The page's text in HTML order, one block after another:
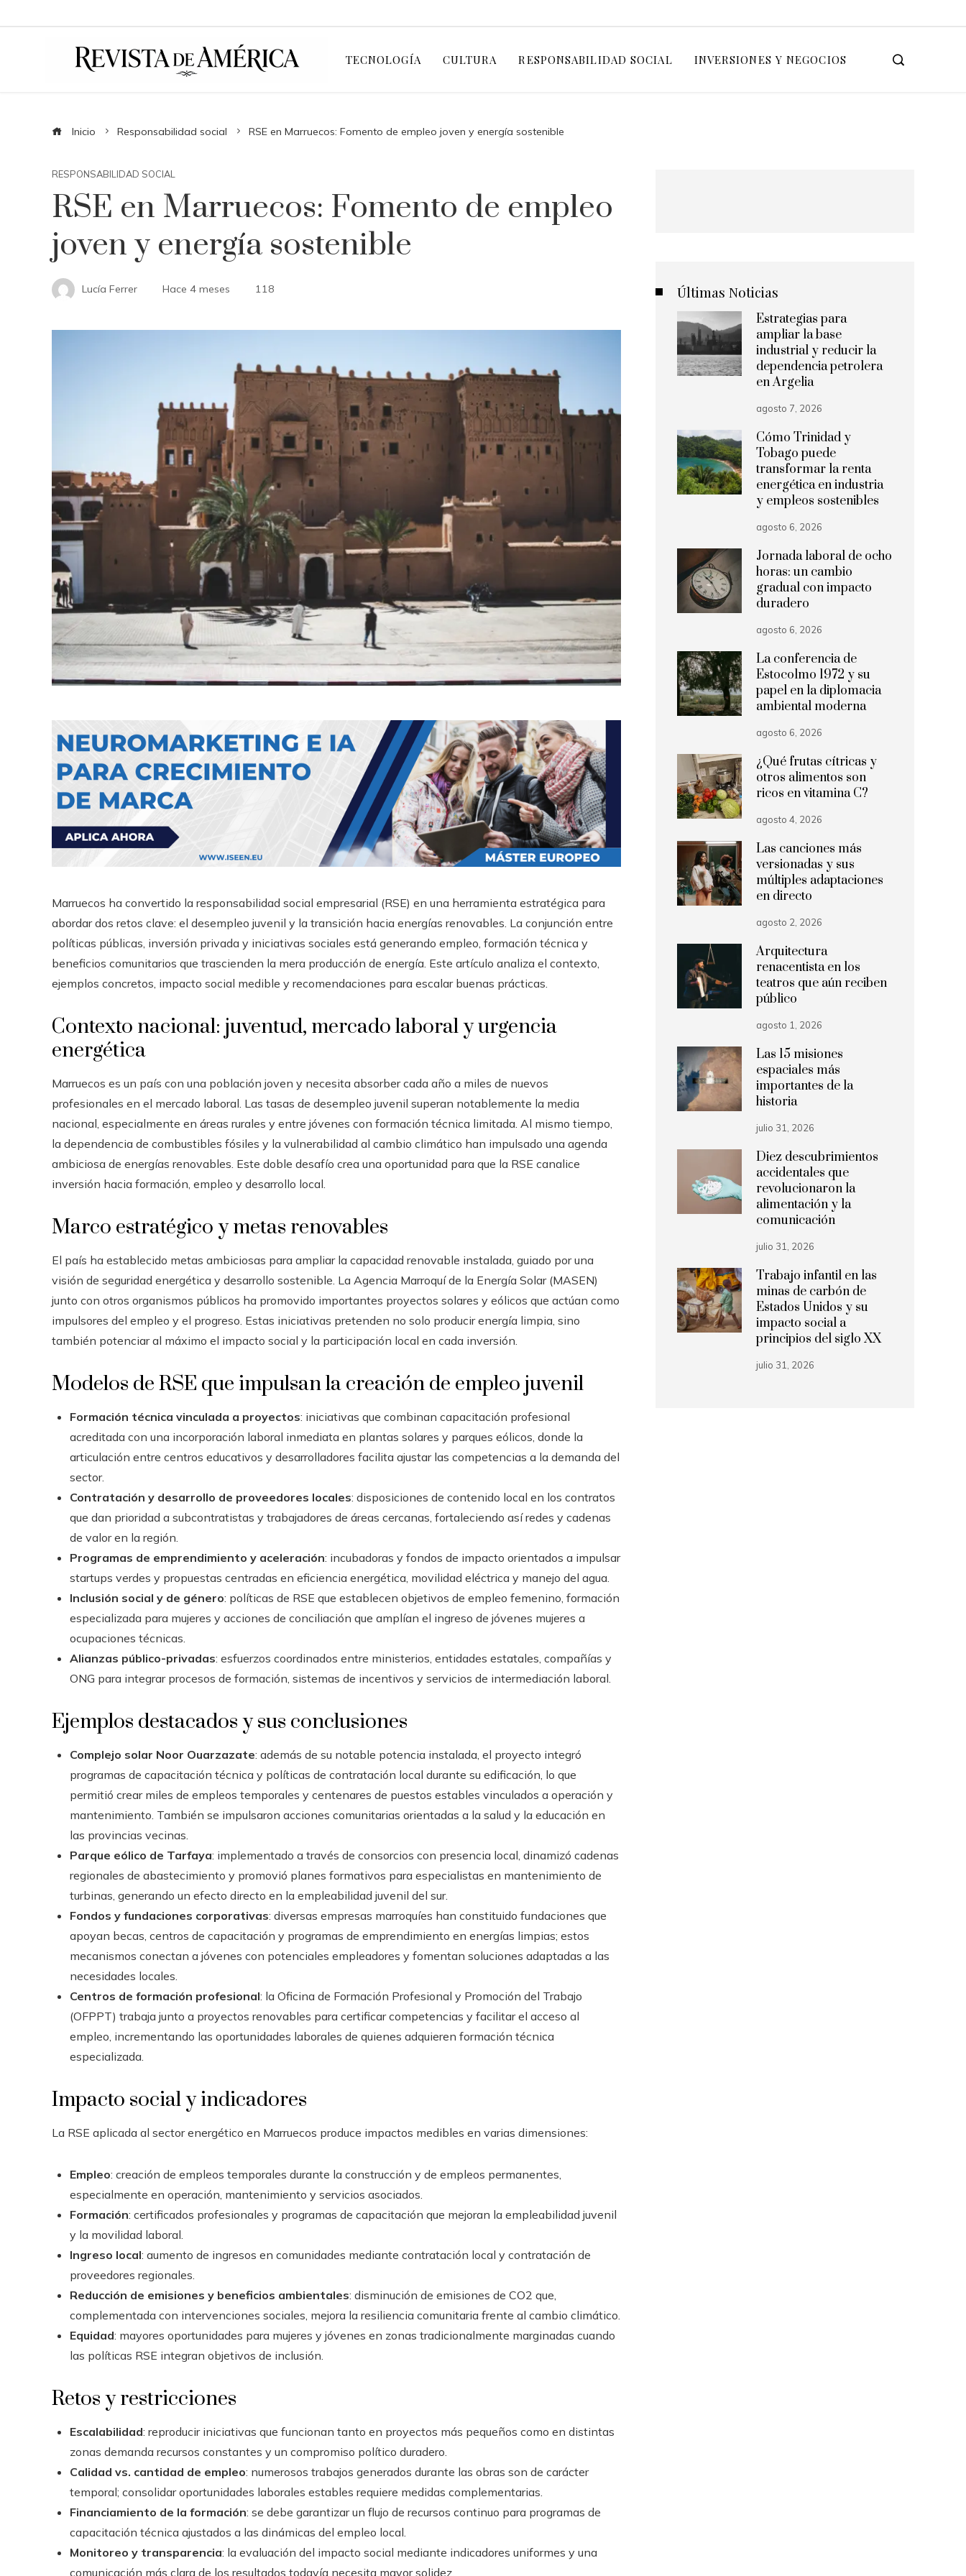
TECNOLOGÍA CULTURA RESPONSABILIDAD SOCIAL INVERSIONES Y NEGOCIOS
Inicio Responsabilidad social RSE en Marruecos: Fomento de empleo joven y energía sostenible
RESPONSABILIDAD SOCIAL
RSE en Marruecos: Fomento de empleo
joven y energía sostenible
Lucía Ferrer Hace 4 meses 118
Marruecos ha convertido la responsabilidad social empresarial (RSE) en una herramienta estratégica para
abordar dos retos clave: el desempleo juvenil y la transición hacia energías renovables. La conjunción entre
políticas públicas, inversión privada y iniciativas sociales está generando empleo, formación técnica y
beneficios comunitarios que trascienden la mera producción de energía. Este artículo analiza el contexto,
ejemplos concretos, impacto social medible y recomendaciones para escalar buenas prácticas.
Contexto nacional: juventud, mercado laboral y urgencia
energética
Marruecos es un país con una población joven y necesita absorber cada año a miles de nuevos
profesionales en el mercado laboral. Las tasas de desempleo juvenil superan notablemente la media
nacional, especialmente en áreas rurales y entre jóvenes con formación técnica limitada. Al mismo tiempo,
la dependencia de combustibles fósiles y la vulnerabilidad al cambio climático han impulsado una agenda
ambiciosa de energías renovables. Este doble desafío crea una oportunidad para que la RSE canalice
inversión hacia formación, empleo y desarrollo local.
Marco estratégico y metas renovables
El país ha establecido metas ambiciosas para ampliar la capacidad renovable instalada, guiado por una
visión de seguridad energética y desarrollo sostenible. La Agencia Marroquí de la Energía Solar (MASEN)
junto con otros organismos públicos ha promovido importantes proyectos solares y eólicos que actúan como
impulsores del empleo y el progreso. Estas iniciativas pretenden no solo producir energía limpia, sino
también potenciar al máximo el impacto social y la participación local en cada inversión.
Modelos de RSE que impulsan la creación de empleo juvenil
Formación técnica vinculada a proyectos: iniciativas que combinan capacitación profesional
acreditada con una incorporación laboral inmediata en plantas solares y parques eólicos, donde la
articulación entre centros educativos y desarrolladores facilita ajustar las competencias a la demanda del
sector.
Contratación y desarrollo de proveedores locales: disposiciones de contenido local en los contratos
que dan prioridad a subcontratistas y trabajadores de áreas cercanas, fortaleciendo así redes y cadenas
de valor en la región.
Programas de emprendimiento y aceleración: incubadoras y fondos de impacto orientados a impulsar
startups verdes y propuestas centradas en eficiencia energética, movilidad eléctrica y manejo del agua.
Inclusión social y de género: políticas de RSE que establecen objetivos de empleo femenino, formación
especializada para mujeres y acciones de conciliación que amplían el ingreso de jóvenes mujeres a
ocupaciones técnicas.
Alianzas público-privadas: esfuerzos coordinados entre ministerios, entidades estatales, compañías y
ONG para integrar procesos de formación, sistemas de incentivos y servicios de intermediación laboral.
Ejemplos destacados y sus conclusiones
Complejo solar Noor Ouarzazate: además de su notable potencia instalada, el proyecto integró
programas de capacitación técnica y políticas de contratación local durante su edificación, lo que
permitió crear miles de empleos temporales y centenares de puestos estables vinculados a operación y
mantenimiento. También se impulsaron acciones comunitarias orientadas a la salud y la educación en
las provincias vecinas.
Parque eólico de Tarfaya: implementado a través de consorcios con presencia local, dinamizó cadenas
regionales de abastecimiento y promovió planes formativos para especialistas en mantenimiento de
turbinas, generando un efecto directo en la empleabilidad juvenil del sur.
Fondos y fundaciones corporativas: diversas empresas marroquíes han constituido fundaciones que
apoyan becas, centros de capacitación y programas de emprendimiento en energías limpias; estos
mecanismos conectan a jóvenes con potenciales empleadores y fomentan soluciones adaptadas a las
necesidades locales.
Centros de formación profesional: la Oficina de Formación Profesional y Promoción del Trabajo
(OFPPT) trabaja junto a proyectos renovables para certificar competencias y facilitar el acceso al
empleo, incrementando las oportunidades laborales de quienes adquieren formación técnica
especializada.
Impacto social y indicadores
La RSE aplicada al sector energético en Marruecos produce impactos medibles en varias dimensiones:
Empleo: creación de empleos temporales durante la construcción y de empleos permanentes,
especialmente en operación, mantenimiento y servicios asociados.
Formación: certificados profesionales y programas de capacitación que mejoran la empleabilidad juvenil
y la movilidad laboral.
Ingreso local: aumento de ingresos en comunidades mediante contratación local y contratación de
proveedores regionales.
Reducción de emisiones y beneficios ambientales: disminución de emisiones de CO2 que,
complementada con intervenciones sociales, mejora la resiliencia comunitaria frente al cambio climático.
Equidad: mayores oportunidades para mujeres y jóvenes en zonas tradicionalmente marginadas cuando
las políticas RSE integran objetivos de inclusión.
Retos y restricciones
Escalabilidad: reproducir iniciativas que funcionan tanto en proyectos más pequeños como en distintas
zonas demanda recursos constantes y un compromiso político duradero.
Calidad vs. cantidad de empleo: numerosos trabajos generados durante las obras son de carácter
temporal; consolidar oportunidades laborales estables requiere medidas complementarias.
Financiamiento de la formación: se debe garantizar un flujo de recursos continuo para programas de
capacitación técnica ajustados a las dinámicas del empleo local.
Monitoreo y transparencia: la evaluación del impacto social mediante indicadores uniformes y una
comunicación más clara de los resultados todavía necesita mayor solidez.
Últimas Noticias
Estrategias para
ampliar la base
industrial y reducir la
dependencia petrolera
en Argelia
agosto 7, 2026
Cómo Trinidad y
Tobago puede
transformar la renta
energética en industria
y empleos sostenibles
agosto 6, 2026
Jornada laboral de ocho
horas: un cambio
gradual con impacto
duradero
agosto 6, 2026
La conferencia de
Estocolmo 1972 y su
papel en la diplomacia
ambiental moderna
agosto 6, 2026
¿Qué frutas cítricas y
otros alimentos son
ricos en vitamina C?
agosto 4, 2026
Las canciones más
versionadas y sus
múltiples adaptaciones
en directo
agosto 2, 2026
Arquitectura
renacentista en los
teatros que aún reciben
público
agosto 1, 2026
Las 15 misiones
espaciales más
importantes de la
historia
julio 31, 2026
Diez descubrimientos
accidentales que
revolucionaron la
alimentación y la
comunicación
julio 31, 2026
Trabajo infantil en las
minas de carbón de
Estados Unidos y su
impacto social a
principios del siglo XX
julio 31, 2026